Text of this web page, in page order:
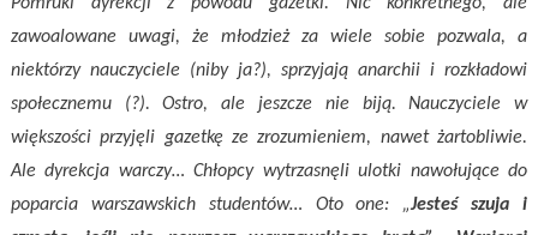
zawoalowane uwagi, że młodzież za wiele sobie pozwala, a
niektórzy nauczyciele (niby ja?), sprzyjają anarchii i rozkładowi
społecznemu (?). Ostro, ale jeszcze nie biją. Nauczyciele w
większości przyjęli gazetkę ze zrozumieniem, nawet żartobliwie.
Ale dyrekcja warczy… Chłopcy wytrzasnęli ulotki nawołujące do
poparcia warszawskich studentów… Oto one: „Jesteś szuja i